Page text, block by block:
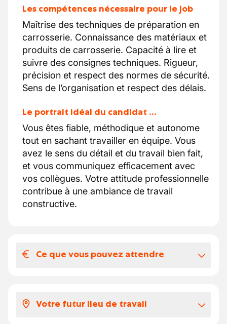
Les compétences nécessaire pour le job
Maîtrise des techniques de préparation en
carrosserie. Connaissance des matériaux et
produits de carrosserie. Capacité à lire et
suivre des consignes techniques. Rigueur,
précision et respect des normes de sécurité.
Sens de l’organisation et respect des délais.
Le portrait idéal du candidat …
Vous êtes fiable, méthodique et autonome
tout en sachant travailler en équipe. Vous
avez le sens du détail et du travail bien fait,
et vous communiquez efficacement avec
vos collègues. Votre attitude professionnelle
contribue à une ambiance de travail
constructive.
Ce que vous pouvez attendre
Contrat intérim en vue d'un CDI
Votre futur lieu de travail